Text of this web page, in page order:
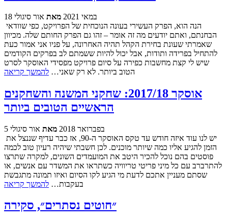
18 במאי 2021 מאת אור סיגולי
הבחנתם, ואתם יודעים מה זה אומר – זהו גם הפרק החותם שלה. מכיוון
שאמרתי שעונת בחירת הקהל תהיה האחרונה, על פניו אני אמור כעת
להתחיל בפרידה ותודות, אבל יכול להיות ששמתם לב בפרקים הקודמים
שיש לי קצת מחשבות כפירה על סיום פרויקט מפסידי האוסקר לסרט
הטוב ביותר. לא רק שאני… להמשך קריאה
אוסקר 2017/18: שחקני המשנה והשחקנים
הראשיים הטובים ביותר
5 בפברואר 2018 מאת אור סיגולי
הזמן להגיע אליו כמה שיותר מוכנים. לכן חשבתי שיהיה רעיון טוב לכמה
פוסטים בהם נוכל להכיר היטב את המועמדים השונים, למקרה שתרצו
להתרברב עם כל מיני פריטי טריוויה כשתראו את המשדר עם אנשים, או
שסתם מעניין אתכם לדעת מי הגיע לקו הסיום ואיזו תמונה מתגבשת
בעקבות… להמשך קריאה
״חוטים נסתרים״, סקירה